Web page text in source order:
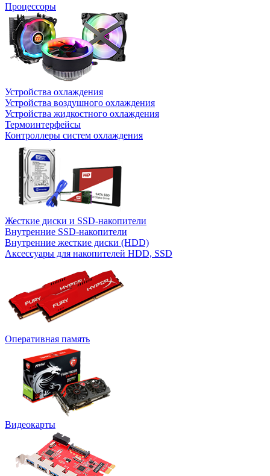
Процессоры
Устройства охлаждения
Устройства воздушного охлаждения
Устройства жидкостного охлаждения
Термоинтерфейсы
Контроллеры систем охлаждения
Жесткие диски и SSD-накопители
Внутренние SSD-накопители
Внутренние жесткие диски (HDD)
Аксессуары для накопителей HDD, SSD
Оперативная память
Видеокарты